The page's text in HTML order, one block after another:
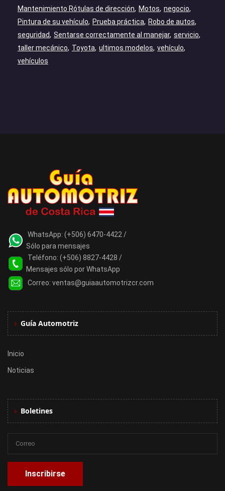
Mantenimiento Rótulas de dirección
Motos negocio
Pintura de su vehículo
Prueba práctica
Robo de autos
seguridad
Sentarse correctamente al manejar servicio
taller mecánico
Toyota ultimos modelos vehículo
vehículos
WhatsApp: (+506) 6470-4422 /
Sólo para mensajes
Teléfono: (+506) 8827-4428 /
Mensajes sólo por WhatsApp
Correo: ventas@guiaautomotrizcr.com
Guía Automotriz
Inicio
Noticias
Boletines